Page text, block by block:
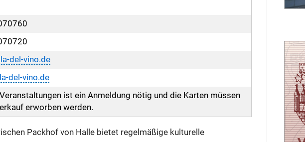
del-vino.de
del-vino.de
ist ein Anmeldung nötig und die Karten müssen
erworben werden.
Packhof von Halle bietet regelmäßige kulturelle